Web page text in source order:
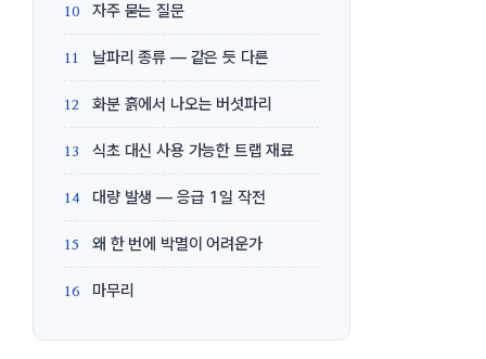
자주 묻는 질문
날파리 종류 — 같은 듯 다른
화분 흙에서 나오는 버섯파리
식초 대신 사용 가능한 트랩 재료
대량 발생 — 응급 1일 작전
왜 한 번에 박멸이 어려운가
마무리